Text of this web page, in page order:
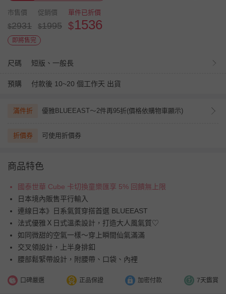
市售價
$2931
促銷價
$1995
單件已折價
$1536
即將售完
尺碼 短版、一般長
預購 付款後 10~20 個工作天 出貨
滿件折 優雅BLUEEAST～2件再95折(價格依購物車顯示)
折價券 可使用折價券
商品特色
國泰世華 Cube 卡切換童樂匯享 5% 回饋無上限
日本境內販售平行輸入
連線日本》日系氣質穿搭首選 BLUEEAST
法式優雅Ｘ日式溫柔設計，打造大人風氣質♡
如同微甜的空氣一樣～穿上瞬間仙氣滿滿
交叉領設計，上半身排釦
腰部鬆緊帶設計，附腰帶、口袋、內裡
口碑嚴選 正品保證 加密付款 7天鑑賞